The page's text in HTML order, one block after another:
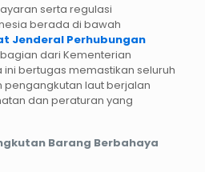
serta regulasi
berada di bawah
Jenderal Perhubungan
dari Kementerian
bertugas memastikan seluruh
laut berjalan
dan peraturan yang
Barang Berbahaya